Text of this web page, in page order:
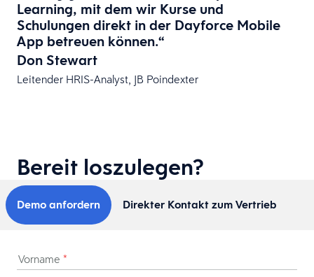
Learning, mit dem wir Kurse und
Schulungen direkt in der Dayforce Mobile
App betreuen können.“​
Don Stewart
Leitender HRIS-Analyst, JB Poindexter
Bereit loszulegen?
Demo anfordern Direkter Kontakt zum Vertrieb
Vorname *